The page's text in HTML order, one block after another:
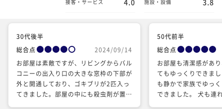
接客・サービス 施設・設備
30代後半
総合点
2024/09/14
お部屋は素敵ですが、リビングからバル
コニーの出入り口の大きな窓枠の下部が
外と開通しており、ゴキブリが2匹入っ
てきました。部屋の中にも殺虫剤が置い
50代前半
総合点
お部屋も清潔感があ
てもゆっくりできま
も静かで家族でゆっ
できました。 犬も連